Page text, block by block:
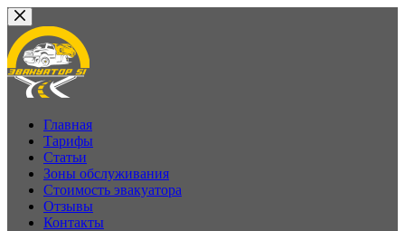
Перейти
к
сути
Главная
Тарифы
Статьи
Зоны обслуживания
Стоимость эвакуатора
Отзывы
Контакты